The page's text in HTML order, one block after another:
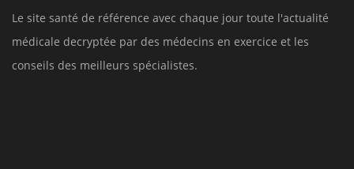
Le site santé de référence avec chaque jour toute l'actualité
médicale decryptée par des médecins en exercice et les
conseils des meilleurs spécialistes.